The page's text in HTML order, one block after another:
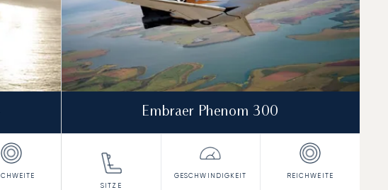
Embraer Phenom 300